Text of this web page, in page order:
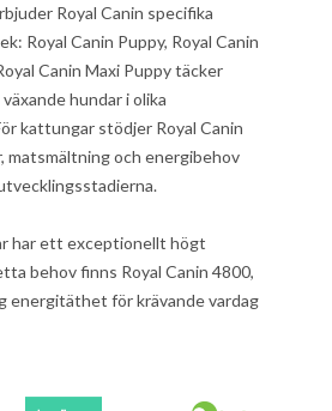
Royal Canin specifika
Royal Canin Puppy, Royal Canin
Canin Maxi Puppy täcker
hundar i olika
kattungar stödjer Royal Canin
matsmältning och energibehov
har ett exceptionellt högt
behov finns Royal Canin 4800,
energitäthet för krävande vardag